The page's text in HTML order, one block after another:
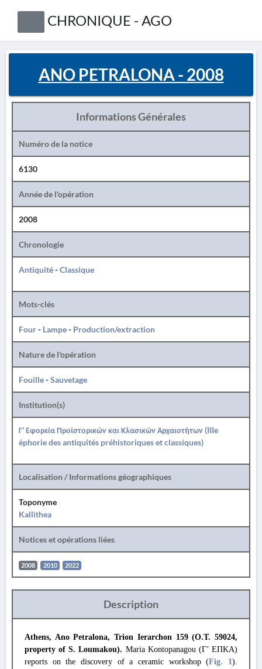
CHRONIQUE - AGO
ANO PETRALONA - 2008
Informations Générales
Numéro de la notice
6130
Année de l'opération
2008
Chronologie
Antiquité-Classique
Mots-clés
Four- Lampe- Production/extraction
Nature de l'opération
Fouille-Sauvetage
Institution(s)
Γ' Εφορεία Προϊστορικών και Κλασικών Αρχαιοτήτων (IIIe
éphorie des antiquités préhistoriques et classiques)
Localisation / Informations géographiques
Toponyme
Kallithea
Notices et opérations liées
2008 2010 2022
Description
Athens, Ano Petralona, Trion Ierarchon 159 (O.T. 59024,
property of S. Loumakou). Maria Kontopanagou (Γ’ ΕΠΚΑ)
reports on the discovery of a ceramic workshop (Fig. 1).